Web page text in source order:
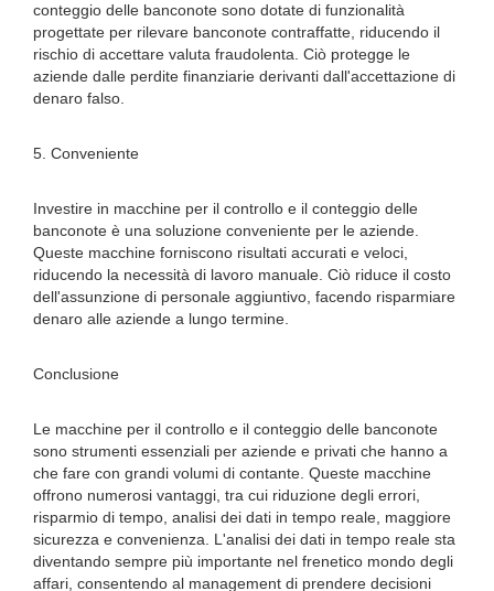
conteggio delle banconote sono dotate di funzionalità
progettate per rilevare banconote contraffatte, riducendo il
rischio di accettare valuta fraudolenta. Ciò protegge le
aziende dalle perdite finanziarie derivanti dall'accettazione di
denaro falso.
5. Conveniente
Investire in macchine per il controllo e il conteggio delle
banconote è una soluzione conveniente per le aziende.
Queste macchine forniscono risultati accurati e veloci,
riducendo la necessità di lavoro manuale. Ciò riduce il costo
dell'assunzione di personale aggiuntivo, facendo risparmiare
denaro alle aziende a lungo termine.
Conclusione
Le macchine per il controllo e il conteggio delle banconote
sono strumenti essenziali per aziende e privati ​​che hanno a
che fare con grandi volumi di contante. Queste macchine
offrono numerosi vantaggi, tra cui riduzione degli errori,
risparmio di tempo, analisi dei dati in tempo reale, maggiore
sicurezza e convenienza. L'analisi dei dati in tempo reale sta
diventando sempre più importante nel frenetico mondo degli
affari, consentendo al management di prendere decisioni